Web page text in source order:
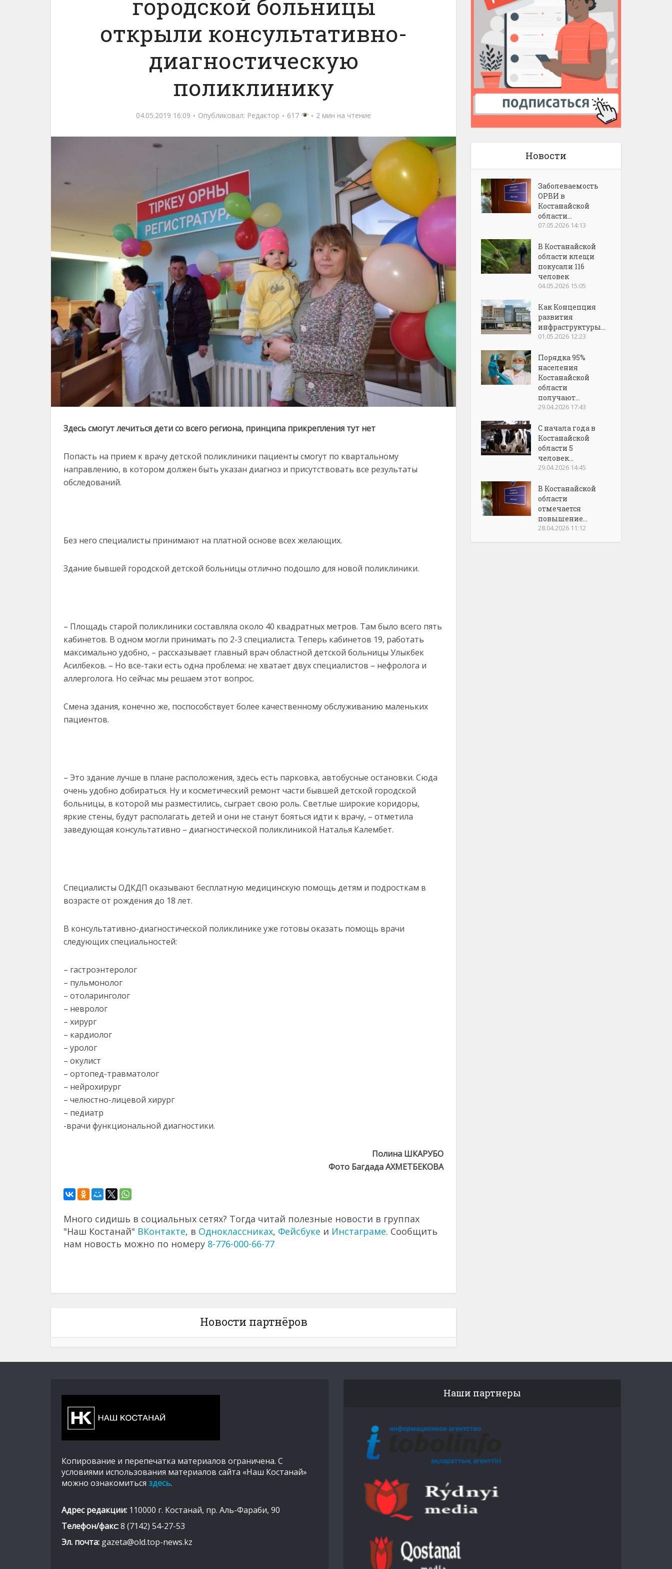
городской больницы
открыли консультативно-
диагностическую
поликлинику
04.05.2019 16:09 Опубликовал: Редактор 617 2 мин на чтение
Здесь смогут лечиться дети со всего региона, принципа прикрепления тут нет
Попасть на прием к врачу детской поликлиники пациенты смогут по квартальному
направлению, в котором должен быть указан диагноз и присутствовать все результаты
обследований.
Без него специалисты принимают на платной основе всех желающих.
Здание бывшей городской детской больницы отлично подошло для новой поликлиники.
– Площадь старой поликлиники составляла около 40 квадратных метров. Там было всего пять
кабинетов. В одном могли принимать по 2-3 специалиста. Теперь кабинетов 19, работать
максимально удобно, – рассказывает главный врач областной детской больницы Улыкбек
Асилбеков. – Но все-таки есть одна проблема: не хватает двух специалистов – нефролога и
аллерголога. Но сейчас мы решаем этот вопрос.
Смена здания, конечно же, поспособствует более качественному обслуживанию маленьких
пациентов.
– Это здание лучше в плане расположения, здесь есть парковка, автобусные остановки. Сюда
очень удобно добираться. Ну и косметический ремонт части бывшей детской городской
больницы, в которой мы разместились, сыграет свою роль. Светлые широкие коридоры,
яркие стены, будут располагать детей и они не станут бояться идти к врачу, – отметила
заведующая консультативно – диагностической поликлиникой Наталья Калембет.
Специалисты ОДКДП оказывают бесплатную медицинскую помощь детям и подросткам в
возрасте от рождения до 18 лет.
В консультативно-диагностической поликлинике уже готовы оказать помощь врачи
следующих специальностей:
– гастроэнтеролог
– пульмонолог
– отоларинголог
– невролог
– хирург
– кардиолог
– уролог
– окулист
– ортопед-травматолог
– нейрохирург
– челюстно-лицевой хирург
– педиатр
-врачи функциональной диагностики.
Полина ШКАРУБО
Фото Багдада АХМЕТБЕКОВА
Много сидишь в социальных сетях? Тогда читай полезные новости в группах
"Наш Костанай" ВКонтакте, в Одноклассниках, Фейсбуке и Инстаграме. Сообщить
нам новость можно по номеру 8-776-000-66-77
Новости партнёров
Новости
Заболеваемость
ОРВИ в
Костанайской
области...
07.05.2026 14:13
В Костанайской
области клещи
покусали 116
человек
04.05.2026 15:05
Как Концепция
развития
инфраструктуры...
01.05.2026 12:23
Порядка 95%
населения
Костанайской
области
получают...
29.04.2026 17:43
С начала года в
Костанайской
области 5
человек...
29.04.2026 14:45
В Костанайской
области
отмечается
повышение...
28.04.2026 11:12
Копирование и перепечатка материалов ограничена. С
условиями использования материалов сайта «Наш Костанай»
можно ознакомиться здесь.
Адрес редакции: 110000 г. Костанай, пр. Аль-Фараби, 90
Телефон/факс:8 (7142) 54-27-53
Эл. почта: gazeta@old.top-news.kz
Наши партнеры